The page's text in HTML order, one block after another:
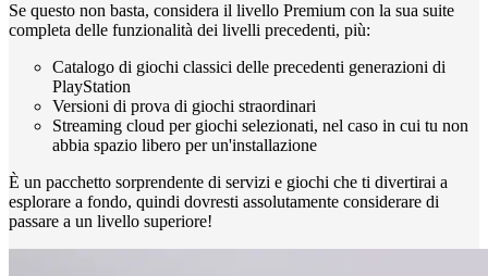
Se questo non basta, considera il livello Premium con la sua suite
completa delle funzionalità dei livelli precedenti, più:
Catalogo di giochi classici delle precedenti generazioni di
PlayStation
Versioni di prova di giochi straordinari
Streaming cloud per giochi selezionati, nel caso in cui tu non
abbia spazio libero per un'installazione
È un pacchetto sorprendente di servizi e giochi che ti divertirai a
esplorare a fondo, quindi dovresti assolutamente considerare di
passare a un livello superiore!